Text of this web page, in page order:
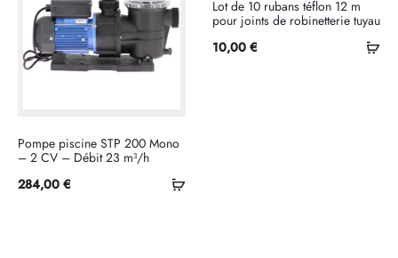
Sélectionner
Pompe piscine STP 200 Mono
– 2 CV – Débit 23 m³/h
284,00 €
Lot de 10 rubans téflon 12 m
pour joints de robinetterie tuyau
10,00 €